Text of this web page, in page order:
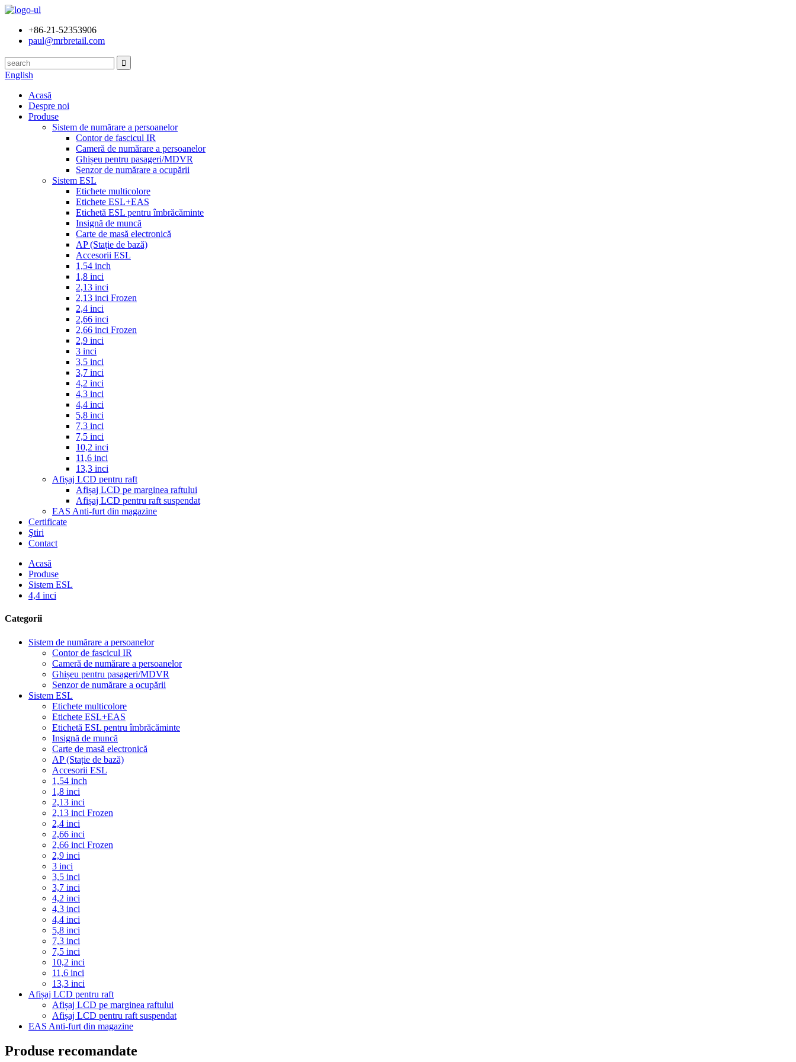
+86-21-52353906
paul@mrbretail.com
English
Acasă
Despre noi
Produse
Sistem de numărare a persoanelor
Contor de fascicul IR
Cameră de numărare a persoanelor
Ghișeu pentru pasageri/MDVR
Senzor de numărare a ocupării
Sistem ESL
Etichete multicolore
Etichete ESL+EAS
Etichetă ESL pentru îmbrăcăminte
Insignă de muncă
Carte de masă electronică
AP (Stație de bază)
Accesorii ESL
1,54 inch
1,8 inci
2,13 inci
2,13 inci Frozen
2,4 inci
2,66 inci
2,66 inci Frozen
2,9 inci
3 inci
3,5 inci
3,7 inci
4,2 inci
4,3 inci
4,4 inci
5,8 inci
7,3 inci
7,5 inci
10,2 inci
11,6 inci
13,3 inci
Afișaj LCD pentru raft
Afișaj LCD pe marginea raftului
Afișaj LCD pentru raft suspendat
EAS Anti-furt din magazine
Certificate
Ştiri
Contact
Acasă
Produse
Sistem ESL
4,4 inci
Categorii
Sistem de numărare a persoanelor
Contor de fascicul IR
Cameră de numărare a persoanelor
Ghișeu pentru pasageri/MDVR
Senzor de numărare a ocupării
Sistem ESL
Etichete multicolore
Etichete ESL+EAS
Etichetă ESL pentru îmbrăcăminte
Insignă de muncă
Carte de masă electronică
AP (Stație de bază)
Accesorii ESL
1,54 inch
1,8 inci
2,13 inci
2,13 inci Frozen
2,4 inci
2,66 inci
2,66 inci Frozen
2,9 inci
3 inci
3,5 inci
3,7 inci
4,2 inci
4,3 inci
4,4 inci
5,8 inci
7,3 inci
7,5 inci
10,2 inci
11,6 inci
13,3 inci
Afișaj LCD pentru raft
Afișaj LCD pe marginea raftului
Afișaj LCD pentru raft suspendat
EAS Anti-furt din magazine
Produse recomandate